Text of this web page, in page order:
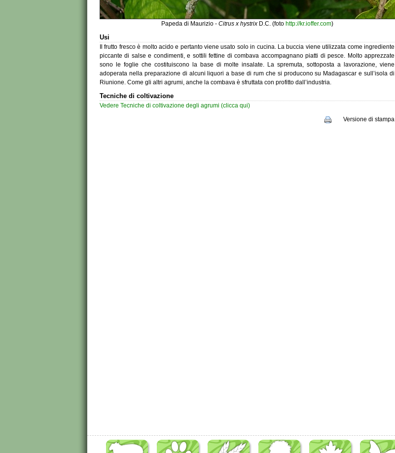
Papeda di Maurizio - Citrus x hystrix D.C. (foto http://kr.ioffer.com)
Usi
Il frutto fresco è molto acido e pertanto viene usato solo in cucina. La buccia viene utilizzata come ingrediente
piccante di salse e condimenti, e sottili fettine di combava accompagnano piatti di pesce. Molto apprezzate
sono le foglie che costituiscono la base di molte insalate. La spremuta, sottoposta a lavorazione, viene
adoperata nella preparazione di alcuni liquori a base di rum che si producono su Madagascar e sull’isola di
Riunione. Come gli altri agrumi, anche la combava è sfruttata con profitto dall’industria.
Tecniche di coltivazione
Vedere Tecniche di coltivazione degli agrumi (clicca qui)
Versione di stampa